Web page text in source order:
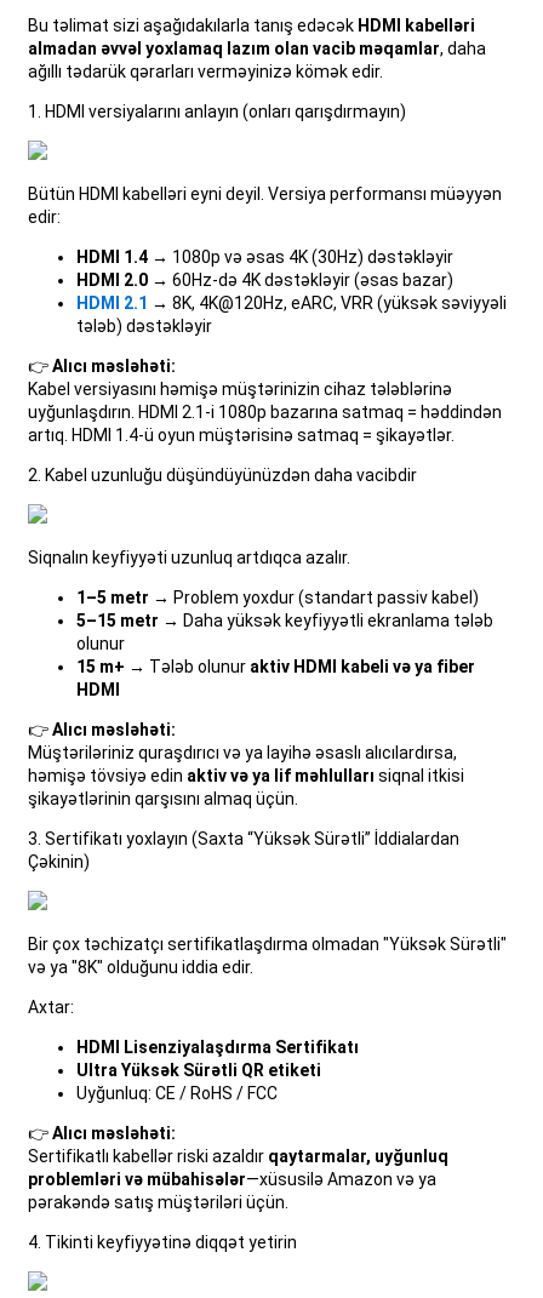
Bu təlimat sizi aşağıdakılarla tanış edəcək HDMI kabelləri
almadan əvvəl yoxlamaq lazım olan vacib məqamlar, daha
ağıllı tədarük qərarları verməyinizə kömək edir.
1. HDMI versiyalarını anlayın (onları qarışdırmayın)
Bütün HDMI kabelləri eyni deyil. Versiya performansı müəyyən
edir:
HDMI 1.4→ 1080p və əsas 4K (30Hz) dəstəkləyir
HDMI 2.0→ 60Hz-də 4K dəstəkləyir (əsas bazar)
HDMI 2.1 → 8K, 4K@120Hz, eARC, VRR (yüksək səviyyəli
tələb) dəstəkləyir
👉Alıcı məsləhəti:
Kabel versiyasını həmişə müştərinizin cihaz tələblərinə
uyğunlaşdırın. HDMI 2.1-i 1080p bazarına satmaq = həddindən
artıq. HDMI 1.4-ü oyun müştərisinə satmaq = şikayətlər.
2. Kabel uzunluğu düşündüyünüzdən daha vacibdir
Siqnalın keyfiyyəti uzunluq artdıqca azalır.
1–5 metr → Problem yoxdur (standart passiv kabel)
5–15 metr → Daha yüksək keyfiyyətli ekranlama tələb
olunur
15 m+ → Tələb olunur aktiv HDMI kabeli və ya fiber
HDMI
👉Alıcı məsləhəti:
Müştəriləriniz quraşdırıcı və ya layihə əsaslı alıcılardırsa,
həmişə tövsiyə edin aktiv və ya lif məhlulları siqnal itkisi
şikayətlərinin qarşısını almaq üçün.
3. Sertifikatı yoxlayın (Saxta “Yüksək Sürətli” İddialardan
Çəkinin)
Bir çox təchizatçı sertifikatlaşdırma olmadan "Yüksək Sürətli"
və ya "8K" olduğunu iddia edir.
Axtar:
HDMI Lisenziyalaşdırma Sertifikatı
Ultra Yüksək Sürətli QR etiketi
Uyğunluq: CE / RoHS / FCC
👉Alıcı məsləhəti:
Sertifikatlı kabellər riski azaldır qaytarmalar, uyğunluq
problemləri və mübahisələr—xüsusilə Amazon və ya
pərakəndə satış müştəriləri üçün.
4. Tikinti keyfiyyətinə diqqət yetirin